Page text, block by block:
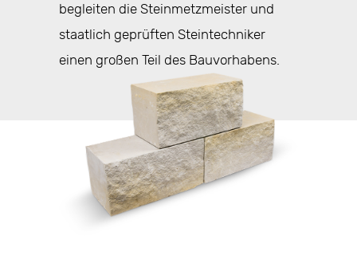
begleiten die Steinmetzmeister und
staatlich geprüften Steintechniker
einen großen Teil des Bauvorhabens.